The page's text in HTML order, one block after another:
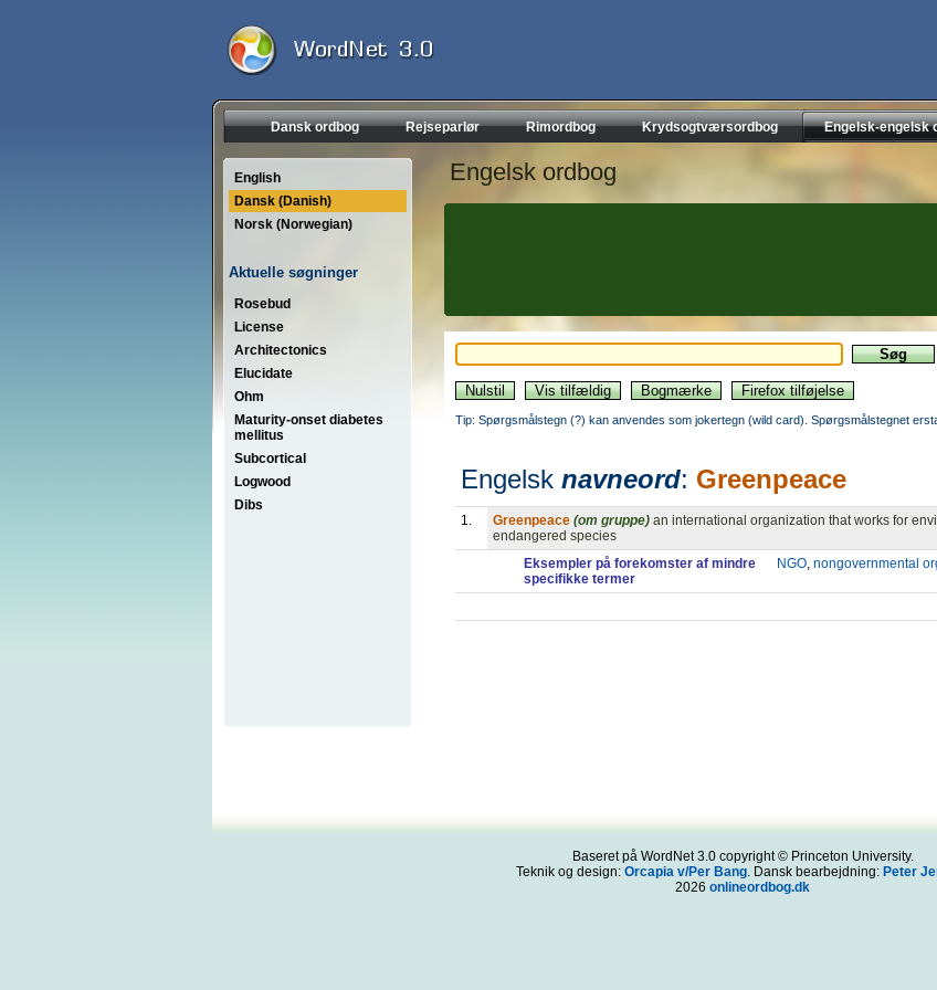
Dansk ordbog Rejseparlør Rimordbog Krydsogtværsordbog Engelsk-engelsk
English
Dansk (Danish)
Norsk (Norwegian)
Aktuelle søgninger
Rosebud
License
Architectonics
Elucidate
Ohm
Maturity-onset diabetes
mellitus
Subcortical
Logwood
Dibs
Engelsk ordbog
Tip: Spørgsmålstegn (?) kan anvendes som jokertegn (wild card). Spørgsmålstegnet
Engelsk navneord: Greenpeace
1. Greenpeace (om gruppe) an international organization that works for
endangered species
Eksempler på forekomster af mindre
specifikke termer
NGO, nongovernmental
Baseret på WordNet 3.0 copyright © Princeton University.
Teknik og design: Orcapia v/Per Bang. Dansk bearbejdning: Peter
2026 onlineordbog.dk